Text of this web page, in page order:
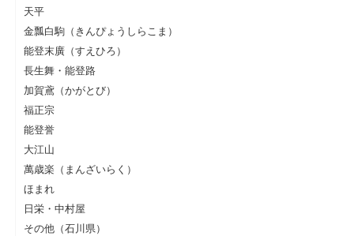
天平
金瓢白駒（きんぴょうしらこま）
能登末廣（すえひろ）
長生舞・能登路
加賀鳶（かがとび）
福正宗
能登誉
大江山
萬歳楽（まんざいらく）
ほまれ
日栄・中村屋
その他（石川県）